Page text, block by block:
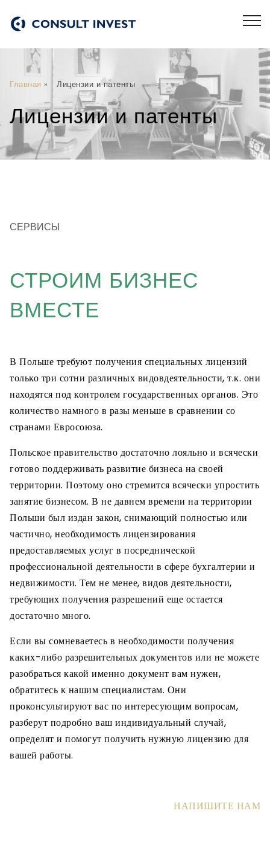
Главная » Лицензии и патенты
Лицензии и патенты
СЕРВИСЫ
СТРОИМ БИЗНЕС
ВМЕСТЕ
В Польше требуют получения специальных лицензий
только три сотни различных видовдеятельности, т.к. они
находятся под контролем государственных органов. Это
количество намного в разы меньше в сравнении со
странами Евросоюза.
Польское правительство достаточно лояльно и всячески
готово поддерживать развитие бизнеса на своей
территории. Поэтому оно стремится всячески упростить
занятие бизнесом. В не давнем времени на территории
Польши был издан закон, снимающий полностью или
частично, необходимость лицензирования
предоставляемых услуг в посреднической
профессиональной деятельности в сфере бухгалтерии и
недвижимости. Тем не менее, видов деятельности,
требующих получения разрешений еще остается
достаточно много.
Если вы сомневаетесь в необходимости получения
каких-либо разрешительных документов или не можете
разобраться какой именно документ вам нужен,
обратитесь к нашим специалистам. Они
проконсультируют вас по интересующим вопросам,
разберут подробно ваш индивидуальный случай,
определят и помогут получить нужную лицензию для
вашей работы.
НАПИШИТЕ НАМ